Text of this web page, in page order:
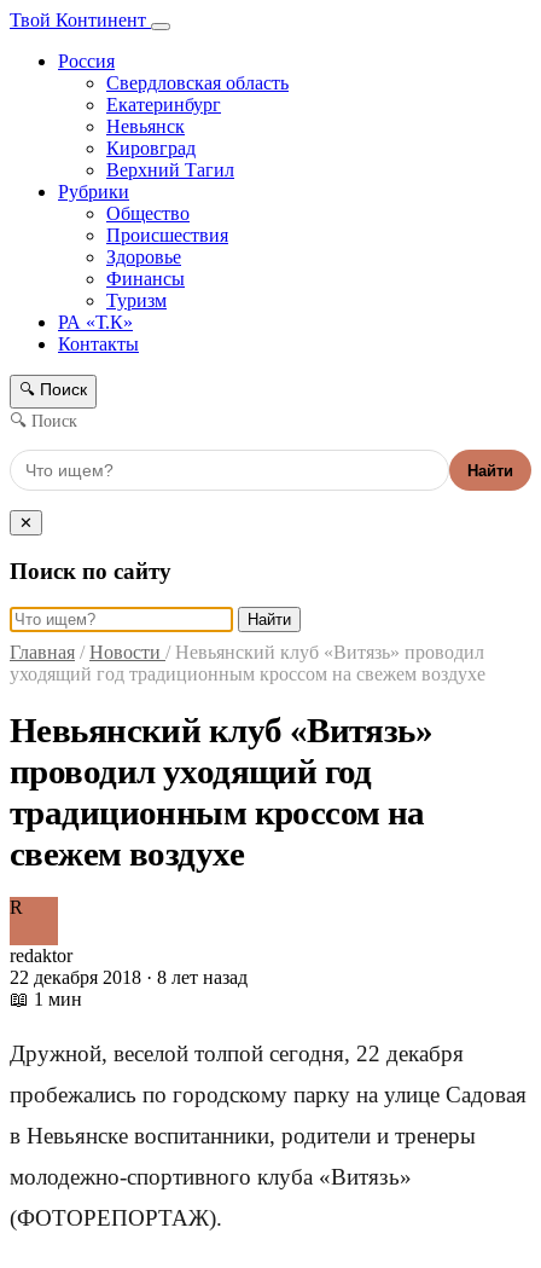
Твой Континент
Россия
Свердловская область
Екатеринбург
Невьянск
Кировград
Верхний Тагил
Рубрики
Общество
Происшествия
Здоровье
Финансы
Туризм
РА «Т.К»
Контакты
🔍 Поиск
🔍 Поиск
Найти
✕
Поиск по сайту
Найти
Главная / Новости / Невьянский клуб «Витязь» проводил
уходящий год традиционным кроссом на свежем воздухе
Невьянский клуб «Витязь»
проводил уходящий год
традиционным кроссом на
свежем воздухе
R
redaktor
22 декабря 2018 · 8 лет назад
📖 1 мин
Дружной, веселой толпой сегодня, 22 декабря
пробежались по городскому парку на улице Садовая
в Невьянске воспитанники, родители и тренеры
молодежно-спортивного клуба «Витязь»
(ФОТОРЕПОРТАЖ).